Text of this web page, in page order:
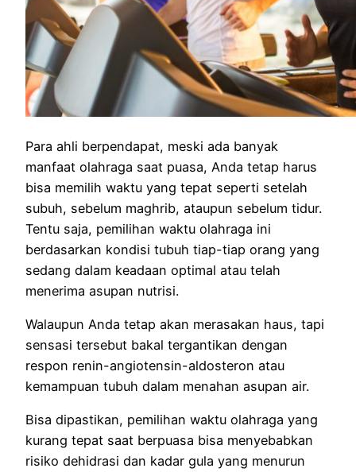
Para ahli berpendapat, meski ada banyak
manfaat olahraga saat puasa, Anda tetap harus
bisa memilih waktu yang tepat seperti setelah
subuh, sebelum maghrib, ataupun sebelum tidur.
Tentu saja, pemilihan waktu olahraga ini
berdasarkan kondisi tubuh tiap-tiap orang yang
sedang dalam keadaan optimal atau telah
menerima asupan nutrisi.
Walaupun Anda tetap akan merasakan haus, tapi
sensasi tersebut bakal tergantikan dengan
respon renin-angiotensin-aldosteron atau
kemampuan tubuh dalam menahan asupan air.
Bisa dipastikan, pemilihan waktu olahraga yang
kurang tepat saat berpuasa bisa menyebabkan
risiko dehidrasi dan kadar gula yang menurun